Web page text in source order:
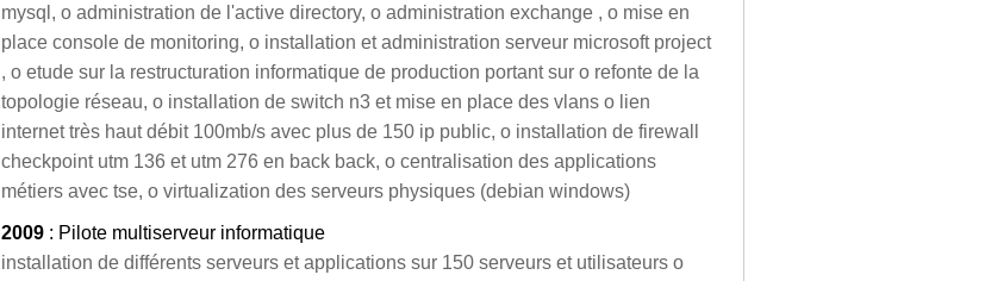
mysql, o administration de l'active directory, o administration exchange , o mise en
place console de monitoring, o installation et administration serveur microsoft project
, o etude sur la restructuration informatique de production portant sur o refonte de la
topologie réseau, o installation de switch n3 et mise en place des vlans o lien
internet très haut débit 100mb/s avec plus de 150 ip public, o installation de firewall
checkpoint utm 136 et utm 276 en back back, o centralisation des applications
métiers avec tse, o virtualization des serveurs physiques (debian windows)
2009 : Pilote multiserveur informatique
installation de différents serveurs et applications sur 150 serveurs et utilisateurs o